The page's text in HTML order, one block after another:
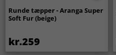
Runde tæpper - Aranga Super
Soft Fur (beige)
kr.259